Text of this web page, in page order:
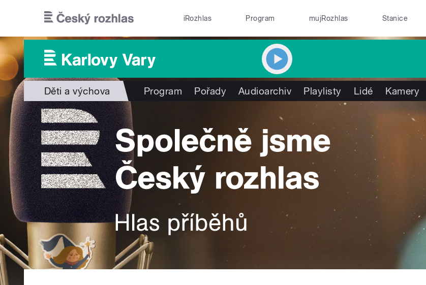
iRozhlas Program mujRozhlas Stanice
Děti a výchova Program Pořady Audioarchiv Playlisty Lidé Kamery